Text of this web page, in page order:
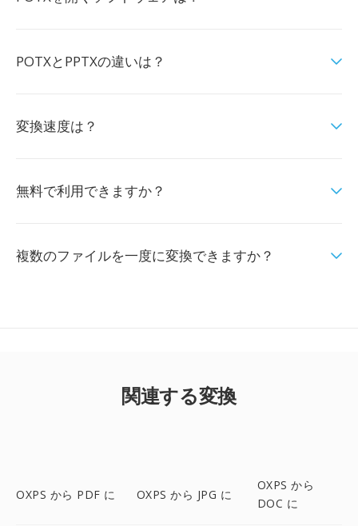
POTXとPPTXの違いは？
変換速度は？
無料で利用できますか？
複数のファイルを一度に変換できますか？
関連する変換
OXPS から PDF に OXPS から JPG に
OXPS から
DOC に